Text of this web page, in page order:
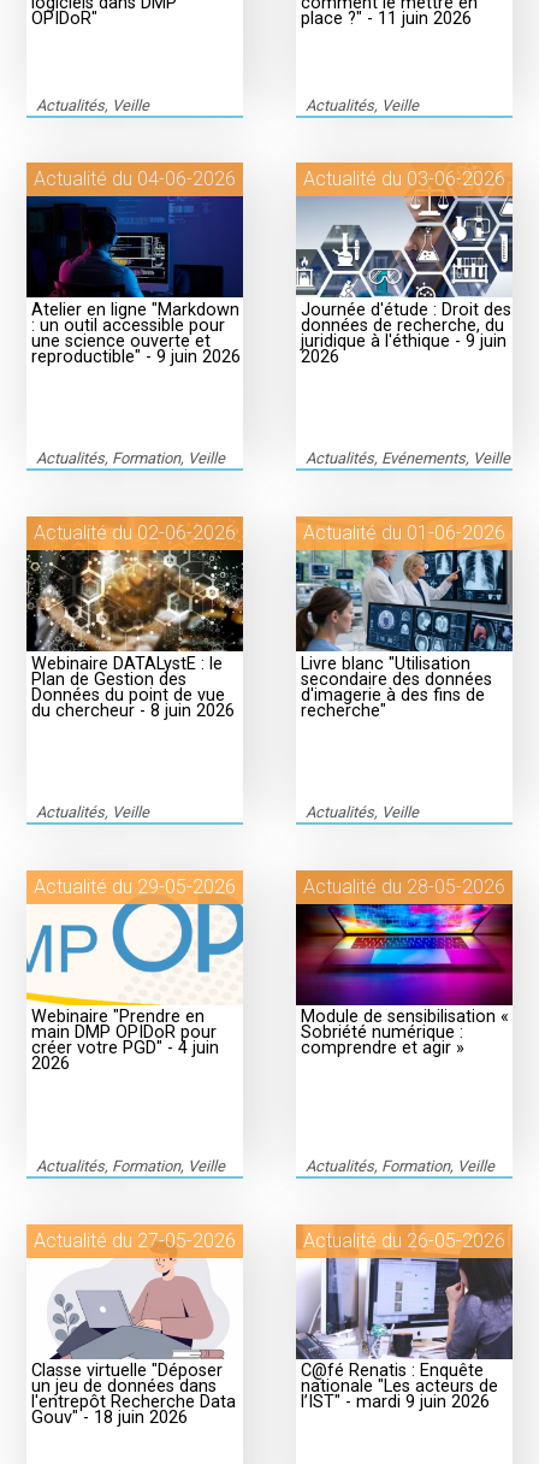
OPIDoR"
Actualités, Veille
place ?" - 11 juin 2026
Actualités, Veille
Actualité du 04-06-2026
Atelier en ligne "Markdown
: un outil accessible pour
une science ouverte et
reproductible" - 9 juin 2026
Actualités, Formation, Veille
Actualité du 03-06-2026
Journée d'étude : Droit des
données de recherche, du
juridique à l'éthique - 9 juin
2026
Actualités, Evénements, Veille
Actualité du 02-06-2026
Webinaire DATALystE : le
Plan de Gestion des
Données du point de vue
du chercheur - 8 juin 2026
Actualités, Veille
Actualité du 01-06-2026
Livre blanc "Utilisation
secondaire des données
d'imagerie à des fins de
recherche"
Actualités, Veille
Actualité du 29-05-2026
Webinaire "Prendre en
main DMP OPIDoR pour
créer votre PGD" - 4 juin
2026
Actualités, Formation, Veille
Actualité du 28-05-2026
Module de sensibilisation «
Sobriété numérique :
comprendre et agir »
Actualités, Formation, Veille
Actualité du 27-05-2026
Classe virtuelle "Déposer
un jeu de données dans
l'entrepôt Recherche Data
Gouv" - 18 juin 2026
Actualité du 26-05-2026
C@fé Renatis : Enquête
nationale "Les acteurs de
l’IST" - mardi 9 juin 2026